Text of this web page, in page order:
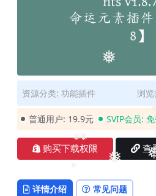
❅
❅
❅
❅
❅
❅
资源分类: 功能插件 浏
普通用户: 19.9元 SVIP会员:
购买下载权限 查
详情介绍 常见问题